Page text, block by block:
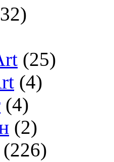
(25)
(4)
(4)
(2)
(226)